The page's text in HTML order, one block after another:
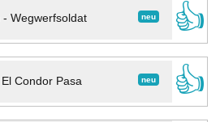
neu
- Wegwerfsoldat
👍
neu
El Condor Pasa
👍